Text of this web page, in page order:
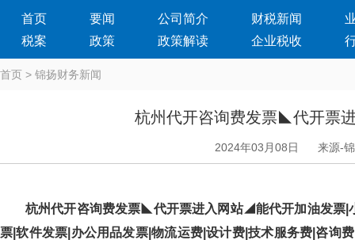
首页 要闻 公司简介 财税新闻
税案
政策 政策解读 企业税收
首页 > 锦扬财务新闻
杭州代开咨询费发票◣代开票
2024年03月08日 来源-
杭州代开咨询费发票◣代开票进入网站◢能代开加油发票|
票|软件发票|办公用品发票|物流运费|设计费|技术服务费|咨询